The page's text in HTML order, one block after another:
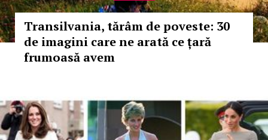
Transilvania, tărâm de poveste: 30
de imagini care ne arată ce țară
frumoasă avem